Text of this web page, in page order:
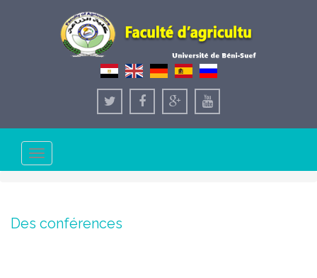
Toggle
navigation
Des conférences